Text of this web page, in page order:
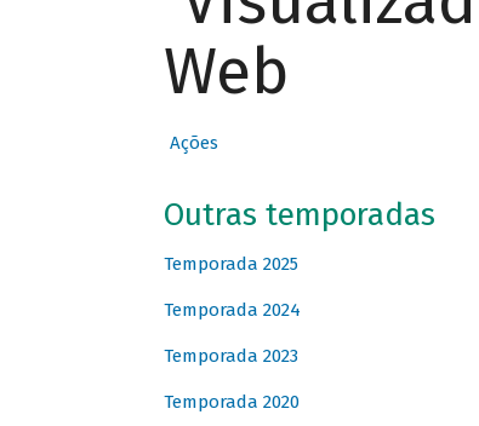
Web
Ações
Outras temporadas
Temporada 2025
Temporada 2024
Temporada 2023
Temporada 2020